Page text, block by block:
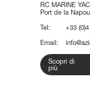
RC MARINE
Port de la
Tel:
+33
Email:
Scopri di
più